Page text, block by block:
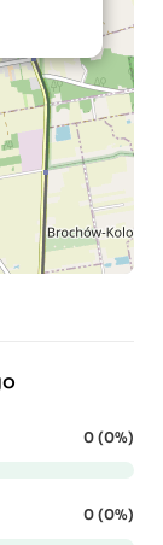
0 (0%)
0 (0%)